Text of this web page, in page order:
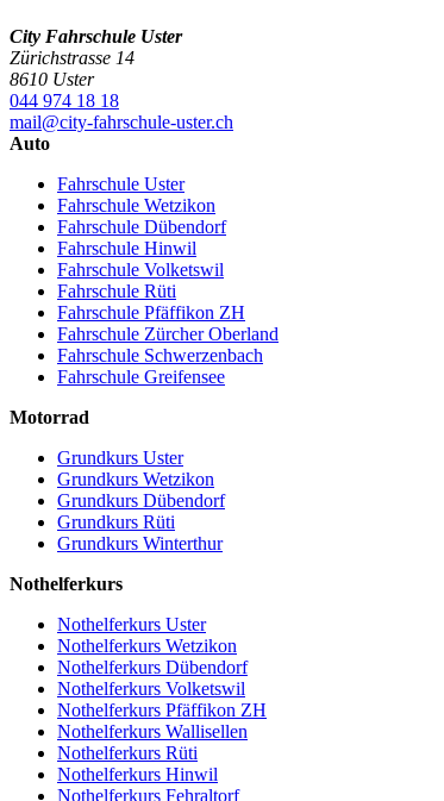
City Fahrschule Uster
Zürichstrasse 14
8610 Uster
044 974 18 18
mail@city-fahrschule-uster.ch
Auto
Fahrschule Uster
Fahrschule Wetzikon
Fahrschule Dübendorf
Fahrschule Hinwil
Fahrschule Volketswil
Fahrschule Rüti
Fahrschule Pfäffikon ZH
Fahrschule Zürcher Oberland
Fahrschule Schwerzenbach
Fahrschule Greifensee
Motorrad
Grundkurs Uster
Grundkurs Wetzikon
Grundkurs Dübendorf
Grundkurs Rüti
Grundkurs Winterthur
Nothelferkurs
Nothelferkurs Uster
Nothelferkurs Wetzikon
Nothelferkurs Dübendorf
Nothelferkurs Volketswil
Nothelferkurs Pfäffikon ZH
Nothelferkurs Wallisellen
Nothelferkurs Rüti
Nothelferkurs Hinwil
Nothelferkurs Fehraltorf